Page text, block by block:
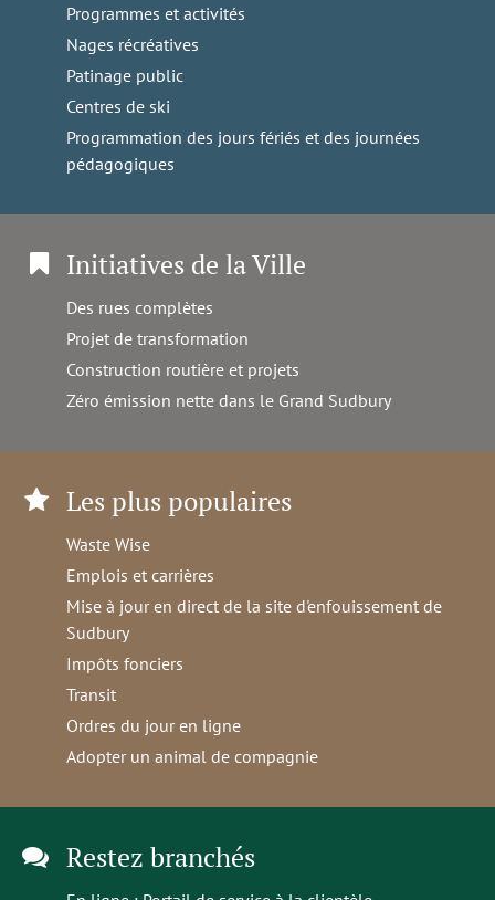
Programmes et activités
Nages récréatives
Patinage public
Centres de ski
Programmation des jours fériés et des journées
pédagogiques
Initiatives de la Ville
Des rues complètes
Projet de transformation
Construction routière et projets
Zéro émission nette dans le Grand Sudbury
Les plus populaires
Waste Wise
Emplois et carrières
Mise à jour en direct de la site d'enfouissement de
Sudbury
Impôts fonciers
Transit
Ordres du jour en ligne
Adopter un animal de compagnie
Restez branchés